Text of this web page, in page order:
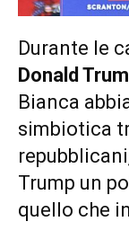
Durante le
Donald
Bianca
simbiotica
Trump un
quello che